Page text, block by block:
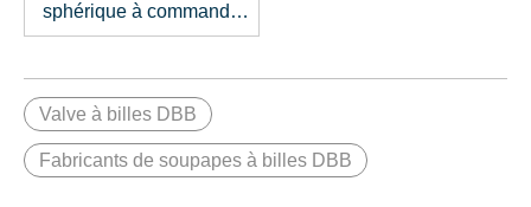
sphérique à commande
électrique Didtek DBB
Valve à billes DBB
Fabricants de soupapes à billes DBB